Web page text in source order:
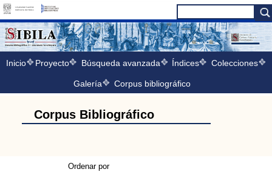
Inicio Proyecto Búsqueda avanzada Índices Colecciones
Galería Corpus bibliográfico
Corpus Bibliográfico
Ordenar por